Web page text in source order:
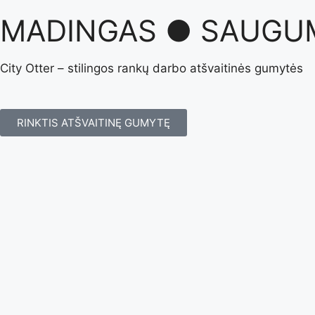
MADINGAS ●
City Otter – stilingos rankų darbo atšvaitinės gumytės
RINKTIS ATŠVAITINĘ GUMYTĘ